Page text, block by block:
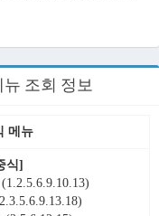
뉴 조회 정보
메뉴
식]